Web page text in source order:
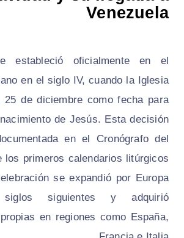
Venezuela
estableció oficialmente en el
en el siglo IV, cuando la Iglesia
de diciembre como fecha para
de Jesús. Esta decisión
en el Cronógrafo del
los primeros calendarios litúrgicos
se expandió por Europa
siguientes y adquirió
en regiones como España,